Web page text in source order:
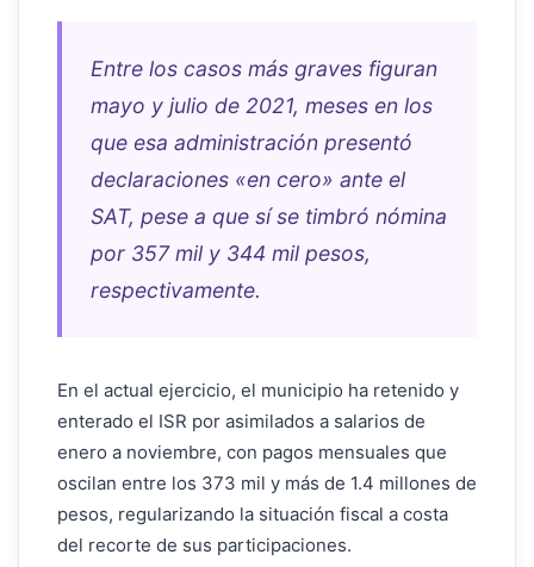
Entre los casos más graves figuran
mayo y julio de 2021, meses en los
que esa administración presentó
declaraciones «en cero» ante el
SAT, pese a que sí se timbró nómina
por 357 mil y 344 mil pesos,
respectivamente.
En el actual ejercicio, el municipio ha retenido y
enterado el ISR por asimilados a salarios de
enero a noviembre, con pagos mensuales que
oscilan entre los 373 mil y más de 1.4 millones de
pesos, regularizando la situación fiscal a costa
del recorte de sus participaciones.